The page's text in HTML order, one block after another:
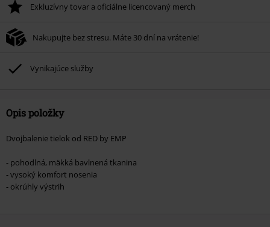
Exkluzívny tovar a oficiálne licencovaný merch
Nakupujte bez stresu. Máte 30 dní na vrátenie!
Vynikajúce služby
Opis položky
Dvojbalenie tielok od RED by EMP
- pohodlná, mäkká bavlnená tkanina
- vysoký komfort nosenia
- okrúhly výstrih